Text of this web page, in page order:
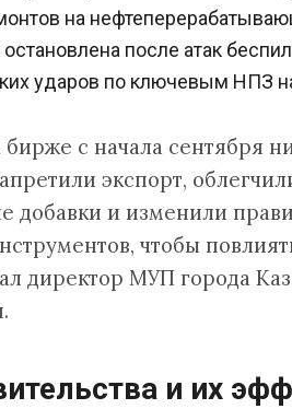
на
после атак
ударов по ключевым НПЗ
с начала сентября
экспорт,
добавки и изменили
чтобы
директор МУП города
и их